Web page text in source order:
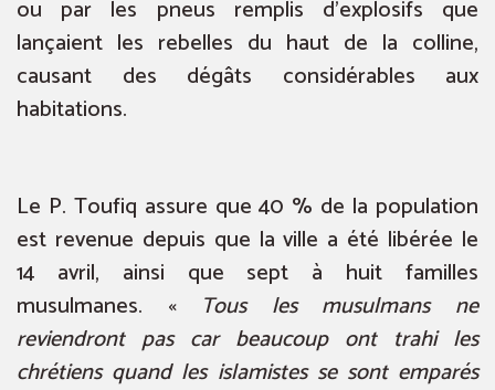
ou par les pneus remplis d’explosifs que
lançaient les rebelles du haut de la colline,
causant des dégâts considérables aux
habitations.
Le P. Toufiq assure que 40 % de la population
est revenue depuis que la ville a été libérée le
14 avril, ainsi que sept à huit familles
musulmanes. « Tous les musulmans ne
reviendront pas car beaucoup ont trahi les
chrétiens quand les islamistes se sont emparés